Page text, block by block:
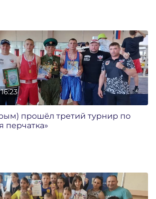
16:23
прошёл третий турнир по
перчатка»